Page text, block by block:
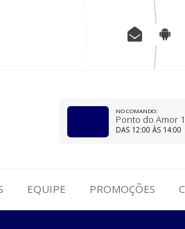
NO COMANDO:
Ponto do Amor
DAS 12:00 ÀS 14:00
EQUIPE PROMOÇÕES